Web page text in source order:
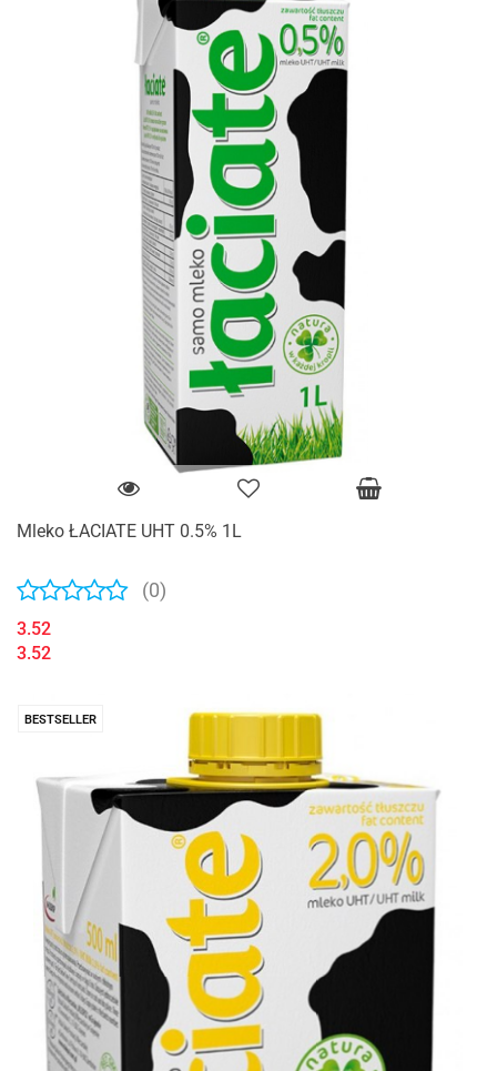
Mleko ŁACIATE UHT 0.5% 1L
(0)
3.52
3.52
BESTSELLER